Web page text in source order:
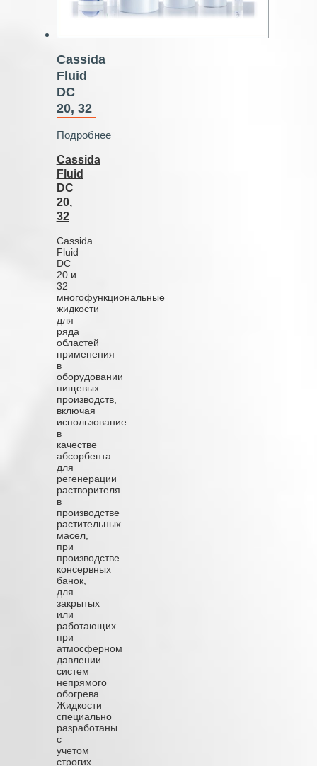
Cassida
Fluid
DC
20, 32
Подробнее
Cassida
Fluid
DC
20,
32
Cassida
Fluid
DC
20 и
32 –
многофункциональные
жидкости
для
ряда
областей
применения
в
оборудовании
пищевых
производств,
включая
использование
в
качестве
абсорбента
для
регенерации
растворителя
в
производстве
растительных
масел,
при
производстве
консервных
банок,
для
закрытых
или
работающих
при
атмосферном
давлении
систем
непрямого
обогрева.
Жидкости
специально
разработаны
с
учетом
строгих